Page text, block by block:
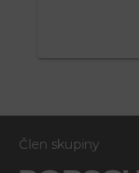
Člen skupiny